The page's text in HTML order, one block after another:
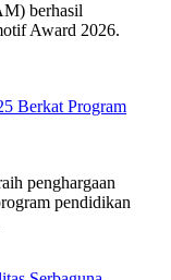
berhasil
Award 2026.
Berkat Program
penghargaan
pendidikan